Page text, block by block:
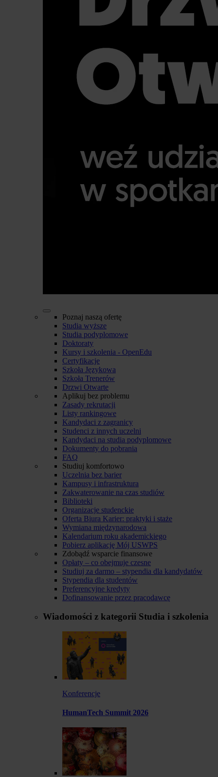
Poznaj naszą ofertę
Studia wyższe
Studia podyplomowe
Doktoraty
Kursy i szkolenia - OpenEdu
Certyfikacje
Szkoła Językowa
Szkoła Trenerów
Drzwi Otwarte
Aplikuj bez problemu
Zasady rekrutacji
Listy rankingowe
Kandydaci z zagranicy
Studenci z innych uczelni
Kandydaci na studia podyplomowe
Dokumenty do pobrania
FAQ
Studiuj komfortowo
Uczelnia bez barier
Kampusy i infrastruktura
Zakwaterowanie na czas studiów
Biblioteki
Organizacje studenckie
Oferta Biura Karier: praktyki i staże
Wymiana międzynarodowa
Kalendarium roku akademickiego
Pobierz aplikację Mój USWPS
Zdobądź wsparcie finansowe
Opłaty – co obejmuje czesne
Studiuj za darmo – stypendia dla kandydatów
Stypendia dla studentów
Preferencyjne kredyty
Dofinansowanie przez pracodawcę
Wiadomości z kategorii Studia i szkolenia
Konferencje
HumanTech Summit 2026